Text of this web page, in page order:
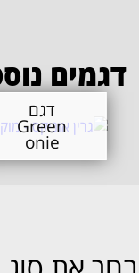
דגמים
דגם
Green
onie